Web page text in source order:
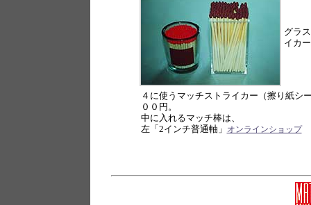
グラ
イカ
４に使うマッチストライカー（擦り紙シ
００円。
中に入れるマッチ棒は、
左「2インチ普通軸」 オンラインショップ